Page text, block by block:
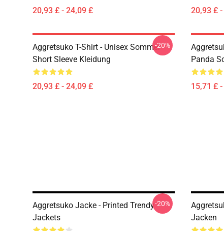
20,93 £ - 24,09 £ 20,93 £
Aggretsuko T-Shirt - Unisex Sommer
Short Sleeve Kleidung
20,93 £ - 24,09 £
-20%
Panda
15,71 £
Aggretsuko Jacke - Printed Trendy
Jackets
-20%
Jacken